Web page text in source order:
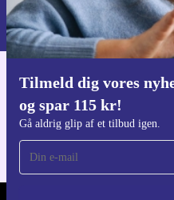
Tilmeld dig vores
og spar 115 kr!
Gå aldrig glip af et tilbud igen.
Du kan finde information
Privatlivspolitik